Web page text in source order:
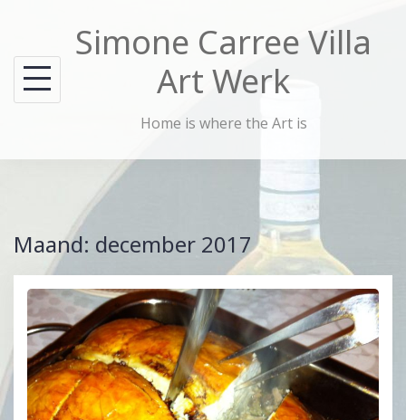
content
Simone Carree Villa
Art Werk
Home is where the Art is
Maand: december 2017